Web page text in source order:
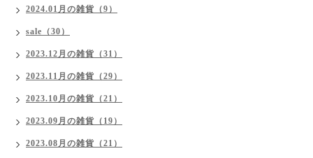
2024.01月の雑貨（9）
sale（30）
2023.12月の雑貨（31）
2023.11月の雑貨（29）
2023.10月の雑貨（21）
2023.09月の雑貨（19）
2023.08月の雑貨（21）